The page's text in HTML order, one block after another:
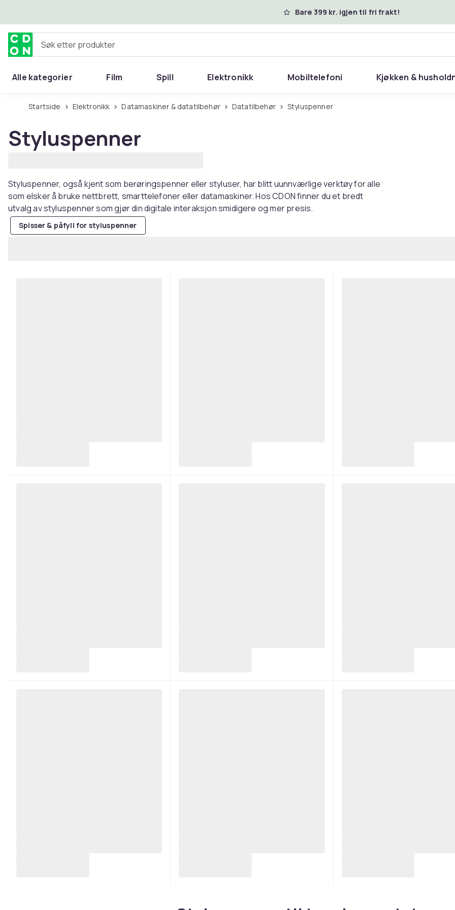
Bare 399 kr. igjen til fri frakt!
Søk etter produkter
Alle kategorier Film Spill Elektronikk Mobiltelefoni Kjøkken &
Startside Elektronikk Datamaskiner & datatilbehør Datatilbehør Styluspenner
Styluspenner
Styluspenner, også kjent som berøringspenner eller styluser, har blitt uunnværlige verktøy for alle
som elsker å bruke nettbrett, smarttelefoner eller datamaskiner. Hos CDON finner du et bredt
utvalg av styluspenner som gjør din digitale interaksjon smidigere og mer presis.
Spisser & påfyll for styluspenner